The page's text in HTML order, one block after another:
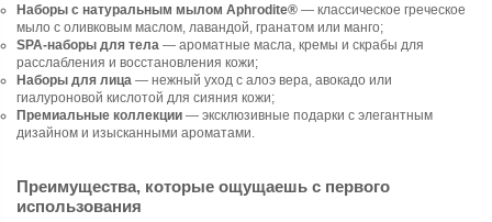
Наборы с натуральным мылом Aphrodite® — классическое греческое
мыло с оливковым маслом, лавандой, гранатом или манго;
SPA-наборы для тела — ароматные масла, кремы и скрабы для
расслабления и восстановления кожи;
Наборы для лица — нежный уход с алоэ вера, авокадо или
гиалуроновой кислотой для сияния кожи;
Премиальные коллекции — эксклюзивные подарки с элегантным
дизайном и изысканными ароматами.
Преимущества, которые ощущаешь с первого
использования